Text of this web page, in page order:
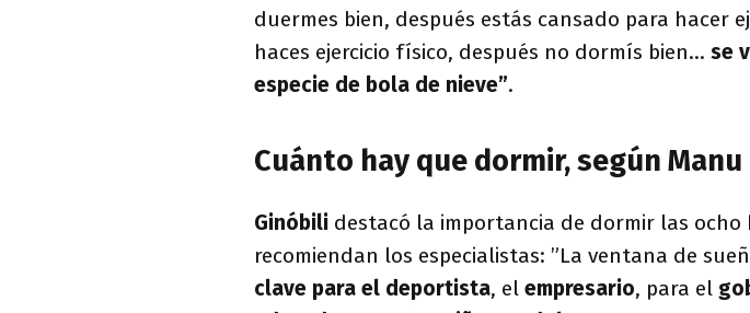
duermes bien, después estás cansado para hacer
haces ejercicio físico, después no dormís bien… se
especie de bola de nieve”.
Cuánto hay que dormir, según
Ginóbili destacó la importancia de dormir las ocho
recomiendan los especialistas: ”La ventana de
clave para el deportista, el empresario, para el